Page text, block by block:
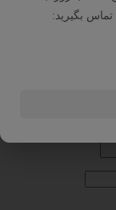
تماس بگیرید: